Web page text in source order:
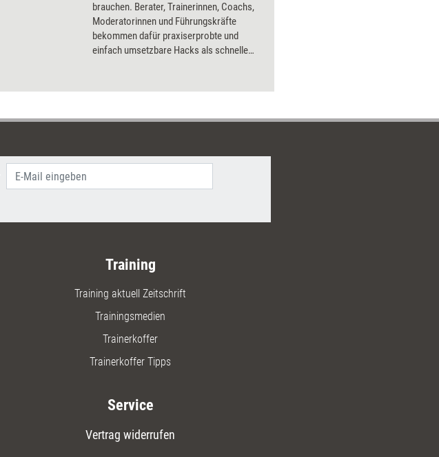
brauchen. Berater, Trainerinnen, Coachs,
Moderatorinnen und Führungskräfte
bekommen dafür praxiserprobte und
einfach umsetzbare Hacks als schnelle
werden zehn teamrelevante Fokusthemen
Wissensmanagement,
Training
Training aktuell Zeitschrift
Trainingsmedien
Trainerkoffer
Trainerkoffer Tipps
Service
Vertrag widerrufen